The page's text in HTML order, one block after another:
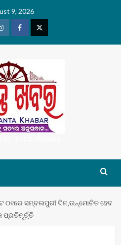
9, 2026
VimeoFacebookTwitter
୦୧ରେ ସମ୍ବଲପୁରୀ ଦିନ,ଉନ୍ମୋଚିତ ହେବ
ପ୍ରତିମୂର୍ତ୍ତି